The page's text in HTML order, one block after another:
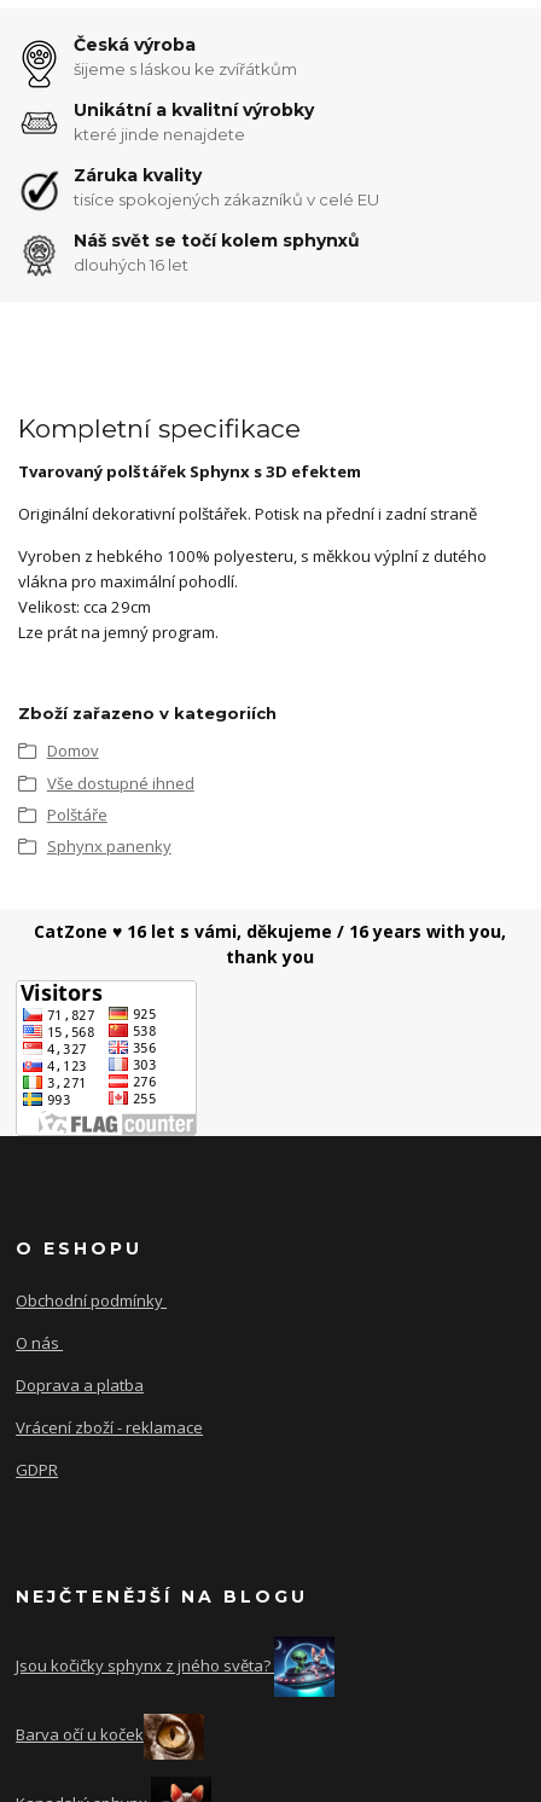
Česká výroba
šijeme s láskou ke zvířátkům
Unikátní a kvalitní výrobky
které jinde nenajdete
Záruka kvality
tisíce spokojených zákazníků v celé EU
Náš svět se točí kolem sphynxů
dlouhých 16 let
Kompletní specifikace
Tvarovaný polštářek Sphynx s 3D efektem
Originální dekorativní polštářek. Potisk na přední i zadní straně
Vyroben z hebkého 100% polyesteru, s měkkou výplní z dutého
vlákna pro maximální pohodlí.
Velikost: cca 29cm
Lze prát na jemný program.
Zboží zařazeno v kategoriích
Domov
Vše dostupné ihned
Polštáře
Sphynx panenky
CatZone ♥ 16 let s vámi, děkujeme / 16 years with you,
thank you
O ESHOPU
Obchodní podmínky
O nás
Doprava a platba
Vrácení zboží - reklamace
GDPR
NEJČTENĚJŠÍ NA BLOGU
Jsou kočičky sphynx z jného světa?
Barva očí u koček